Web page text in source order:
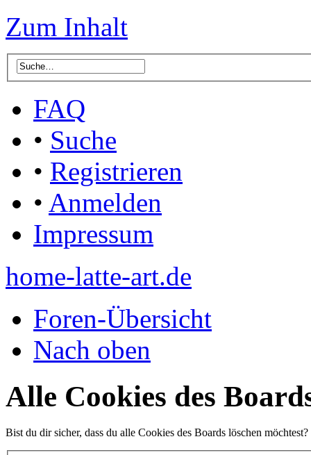
Zum Inhalt
FAQ
• Suche
• Registrieren
• Anmelden
Impressum
home-latte-art.de
Foren-Übersicht
Nach oben
Alle Cookies des
Bist du dir sicher, dass du alle Cookies des Boards löschen möchtest?